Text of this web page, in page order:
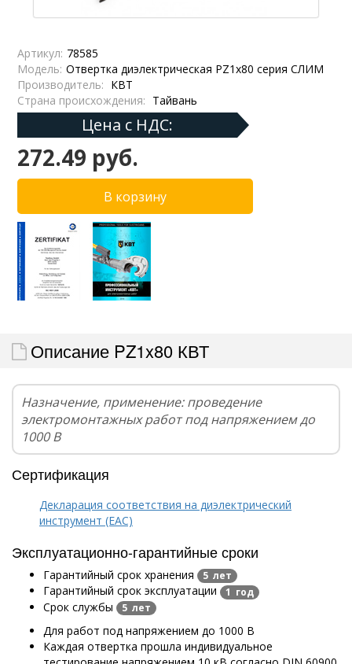
Артикул: 78585
Модель: Отвертка диэлектрическая PZ1x80 серия СЛИМ
Производитель: КВТ
Страна происхождения: Тайвань
Цена с НДС:
272.49 руб.
Описание PZ1x80 КВТ
Назначение, применение: проведение
электромонтажных работ под напряжением до
1000 В
Сертификация
Декларация соответствия на диэлектрический
инструмент (EAC)
Эксплуатационно-гарантийные сроки
Гарантийный срок хранения 5 лет
Гарантийный срок эксплуатации 1 год
Срок службы 5 лет
Для работ под напряжением до 1000 В
Каждая отвертка прошла индивидуальное